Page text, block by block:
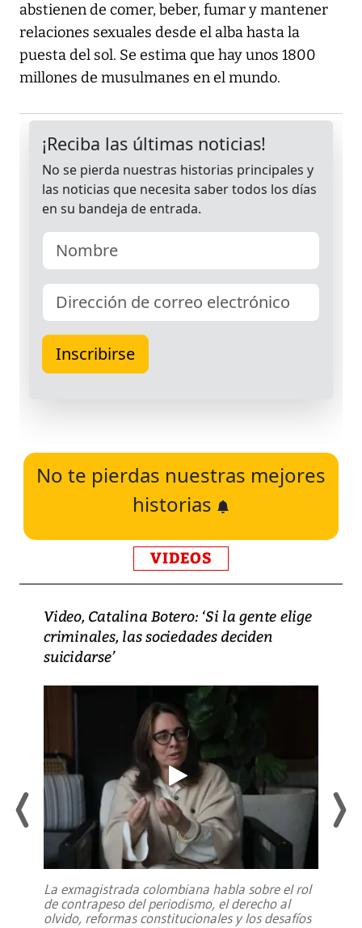
abstienen de comer, beber, fumar y mantener
relaciones sexuales desde el alba hasta la
puesta del sol. Se estima que hay unos 1800
millones de musulmanes en el mundo.
No te pierdas nuestras mejores
historias
VIDEOS
Video, Catalina Botero: ‘Si la gente elige
criminales, las sociedades deciden
suicidarse’
La exmagistrada colombiana habla sobre el rol
de contrapeso del periodismo, el derecho al
olvido, reformas constitucionales y los desafíos